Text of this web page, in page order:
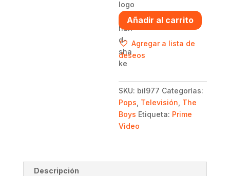
Funko
pop
Billy
Butcher
-
Boys
cantidad
Añadir al carrito
Agregar a lista de
deseos
SKU: bil977 Categorías:
Pops Televisión The
Boys Etiqueta: Prime
Video
Descripción